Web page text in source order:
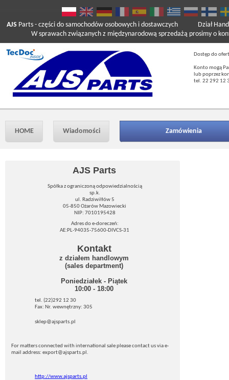
AJS Parts - części do samochodów osobowych i dostawczych
W sprawach związanych z międzynarodową sprzedażą prosimy o
Dział
Dostęp do
Konto mogą
lub poprzez
tel. 22 292 12
HOME Wiadomości Zamówienia
AJS Parts
Spółka z ograniczoną odpowiedzialnością
sp.k.
ul. Radziwiłłów 5
05-850 Ożarów Mazowiecki
NIP: 7010195428
Adres do e-doreczeń:
AE:PL-94035-75600-DIVCS-31
Kontakt
z działem handlowym
(sales department)
Poniedziałek - Piątek
10:00 - 18:00
tel. (22)292 12 30
Fax: Nr. wewnętrzny: 305
sklep@ajsparts.pl
For matters connected with international sale please contact us via e-
mail address: export@ajsparts.pl.
http://www.ajsparts.pl